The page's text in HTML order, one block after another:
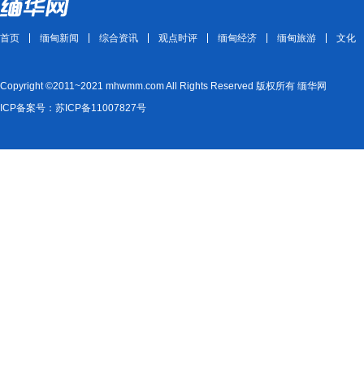
首页 缅甸新闻 综合资讯 观点时评 缅甸经济 缅甸旅游 文化
Copyright ©2011~2021 mhwmm.com All Rights Reserved 版权所有 缅华网
ICP备案号：苏ICP备11007827号